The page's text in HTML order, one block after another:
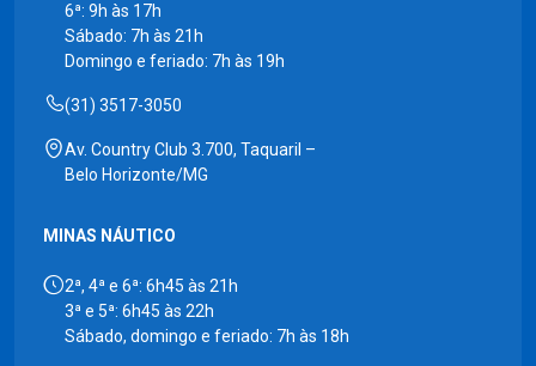
6ª: 9h às 17h
Sábado: 7h às 21h
Domingo e feriado: 7h às 19h
(31) 3517-3050
Av. Country Club 3.700, Taquaril –
Belo Horizonte/MG
MINAS NÁUTICO
2ª, 4ª e 6ª: 6h45 às 21h
3ª e 5ª: 6h45 às 22h
Sábado, domingo e feriado: 7h às 18h